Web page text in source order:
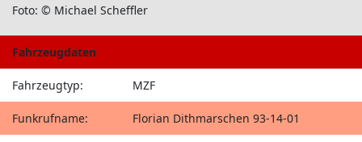
Foto: © Michael Scheffler
Fahrzeugdaten
Fahrzeugtyp: MZF
Funkrufname: Florian Dithmarschen 93-14-01